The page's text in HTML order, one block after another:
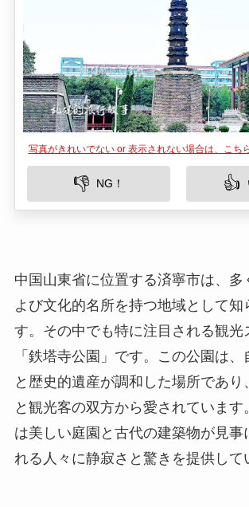
写真がきれいでない or 表示されない場合は、こち
👎 👍
中国山東省に位置する済寧市は、
よび文化的名所を持つ地域として知
す。その中でも特に注目される観
と観光客の双方から愛されています
は美しい庭園と古代の建築物が見事
れる人々に静寂さと驚きを提供して
所在地
鉄塔寺公園は中国山東省済寧市の中